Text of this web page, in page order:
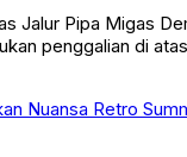
Jalur Pipa Migas
penggalian di